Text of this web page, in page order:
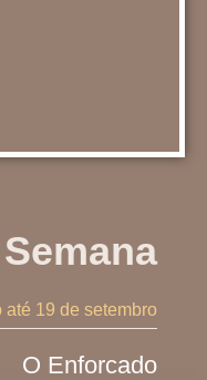
até 19 de setembro
O Enforcado